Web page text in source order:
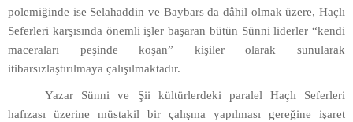
polemiğinde ise Selahaddin ve Baybars da dâhil olmak üzere, Haçlı
Seferleri karşısında önemli işler başaran bütün Sünni liderler “kendi
maceraları peşinde koşan” kişiler olarak sunularak
itibarsızlaştırılmaya çalışılmaktadır.
Yazar Sünni ve Şii kültürlerdeki paralel Haçlı Seferleri
hafızası üzerine müstakil bir çalışma yapılması gereğine işaret